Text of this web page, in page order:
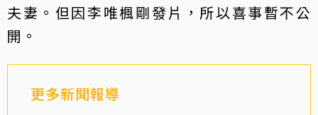
夫妻。但因李唯楓剛發片，所以喜事暫不公
開。
更多新聞報導